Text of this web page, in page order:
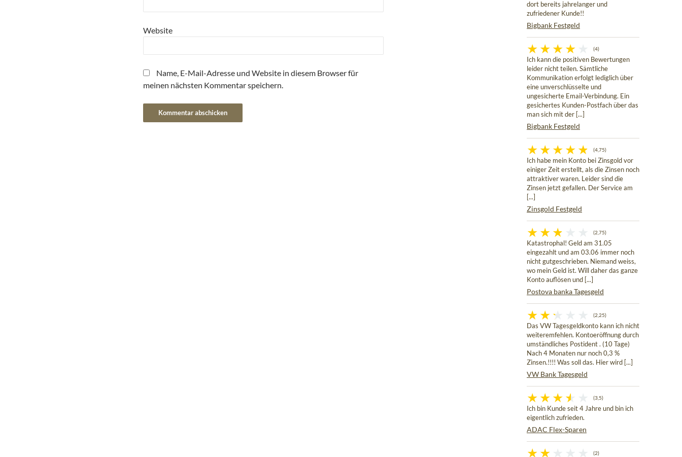
Website
Name, E-Mail-Adresse und Website in diesem Browser für
meinen nächsten Kommentar speichern.
dort bereits jahrelanger und
zufriedener Kunde!!
Bigbank Festgeld
(4)
Ich kann die positiven Bewertungen
leider nicht teilen. Sämtliche
Kommunikation erfolgt lediglich über
eine unverschlüsselte und
ungesicherte Email-Verbindung. Ein
gesichertes Kunden-Postfach über das
man sich mit der [...]
Bigbank Festgeld
(4,75)
Ich habe mein Konto bei Zinsgold vor
einiger Zeit erstellt, als die Zinsen noch
attraktiver waren. Leider sind die
Zinsen jetzt gefallen. Der Service am
[...]
Zinsgold Festgeld
(2,75)
Katastrophal! Geld am 31.05
eingezahlt und am 03.06 immer noch
nicht gutgeschrieben. Niemand weiss,
wo mein Geld ist. Will daher das ganze
Konto auflösen und [...]
Postova banka Tagesgeld
(2,25)
Das VW Tagesgeldkonto kann ich nicht
weiteremfehlen. Kontoeröffnung durch
umständliches Postident . (10 Tage)
Nach 4 Monaten nur noch 0,3 %
Zinsen.!!!! Was soll das. Hier wird [...]
VW Bank Tagesgeld
(3,5)
Ich bin Kunde seit 4 Jahre und bin ich
eigentlich zufrieden.
ADAC Flex-Sparen
(2)